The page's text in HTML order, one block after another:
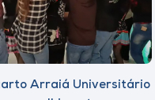
Arraiá Universitário